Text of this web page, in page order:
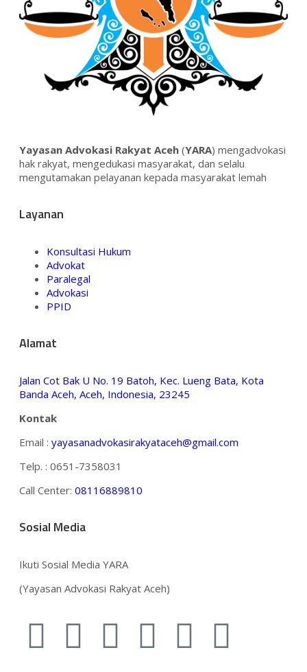
Yayasan Advokasi Rakyat Aceh (YARA) mengadvokasi
hak rakyat, mengedukasi masyarakat, dan selalu
mengutamakan pelayanan kepada masyarakat lemah
Layanan
Konsultasi Hukum
Advokat
Paralegal
Advokasi
PPID
Alamat
Jalan Cot Bak U No. 19 Batoh, Kec. Lueng Bata, Kota
Banda Aceh, Aceh, Indonesia, 23245
Kontak
Email : yayasanadvokasirakyataceh@gmail.com
Telp. : 0651-7358031
Call Center: 08116889810
Sosial Media
Ikuti Sosial Media YARA
(Yayasan Advokasi Rakyat Aceh)